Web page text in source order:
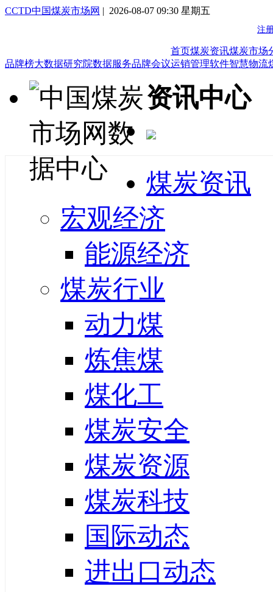
CCTD中国煤炭市场网 | 2026-08-07 09:30 星期五
首页煤炭资讯煤炭市场
品牌榜大数据研究院数据服务品牌会议运销管理软件智慧物流
资讯中心
煤炭资讯
宏观经济
能源经济
煤炭行业
动力煤
炼焦煤
煤化工
煤炭安全
煤炭资源
煤炭科技
国际动态
进出口动态